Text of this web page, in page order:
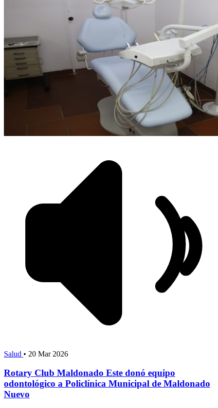
Salud • 20 Mar 2026
Rotary Club Maldonado Este donó equipo
odontológico a Policlínica Municipal de Maldonado
Nuevo